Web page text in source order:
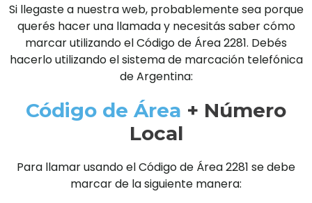
Si llegaste a nuestra web, probablemente sea porque
querés hacer una llamada y necesitás saber cómo
marcar utilizando el Código de Área 2281. Debés
hacerlo utilizando el sistema de marcación telefónica
de Argentina:
Código de Área + Número
Local
Para llamar usando el Código de Área 2281 se debe
marcar de la siguiente manera: